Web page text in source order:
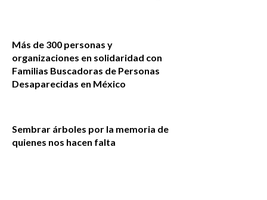
Más de 300 personas y
organizaciones en solidaridad con
Familias Buscadoras de Personas
Desaparecidas en México
Sembrar árboles por la memoria de
quienes nos hacen falta